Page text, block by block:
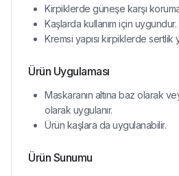
Kirpiklerde güneşe karşı
Kaşlarda kullanım için uygundur.
Kremsi yapısı kirpiklerde sertlik
Ürün Uygulaması
Maskaranın altına baz olarak
olarak uygulanır.
Ürün kaşlara da uygulanabilir.
Ürün Sunumu